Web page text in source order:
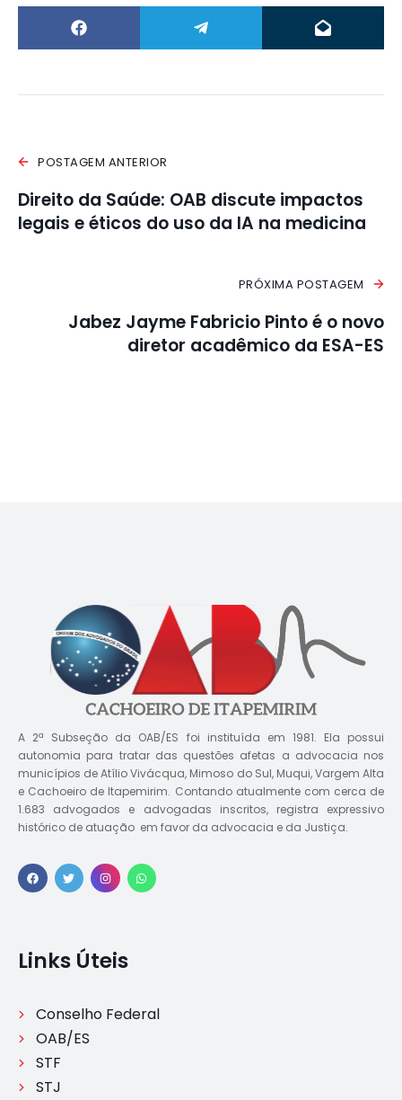
POSTAGEM ANTERIOR
Direito da Saúde: OAB discute impactos
legais e éticos do uso da IA na medicina
PRÓXIMA POSTAGEM
Jabez Jayme Fabricio Pinto é o novo
diretor acadêmico da ESA-ES
A 2ª Subseção da OAB/ES foi instituída em 1981. Ela possui
autonomia para tratar das questões afetas a advocacia nos
municípios de Atílio Vivácqua, Mimoso do Sul, Muqui, Vargem Alta
e Cachoeiro de Itapemirim. Contando atualmente com cerca de
1.683 advogados e advogadas inscritos, registra expressivo
histórico de atuação em favor da advocacia e da Justiça.
Links Úteis
Conselho Federal
OAB/ES
STF
STJ